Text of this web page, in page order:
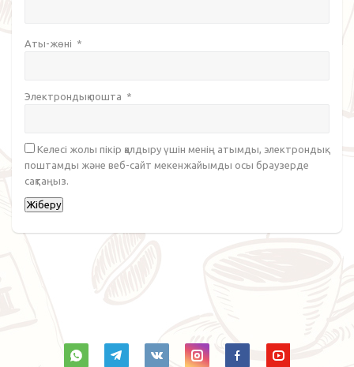
Аты-жөні *
Электрондық пошта *
Келесі жолы пікір қалдыру үшін менің атымды, электрондық
поштамды және веб-сайт мекенжайымды осы браузерде
сақтаңыз.